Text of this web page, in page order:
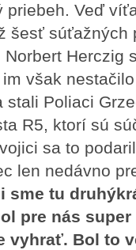
priebeh. Veď
šesť súťažných
Herczig
však
stali Poliaci
R5, ktorí sú
sa to
len nedávno
sme tu
pre nás
vyhrať. Bol to